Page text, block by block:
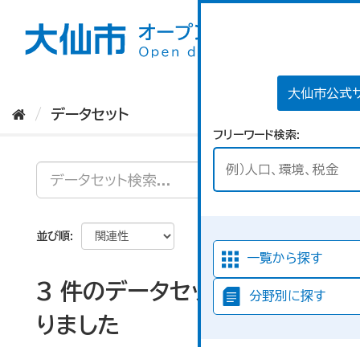
大仙市公式
フリーワード検索
一覧から探す
分野別に探す
データセット
並び順
3 件のデータセットが見つか
りました